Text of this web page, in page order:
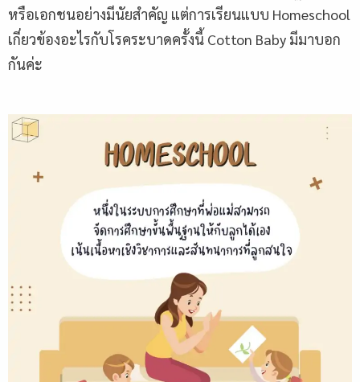
หรือเอกชนอย่างมีนัยสำคัญ แต่การเรียนแบบ Homeschool
เกี่ยวข้องอะไรกับโรคระบาดครั้งนี้ Cotton Baby มีมาบอก
กันค่ะ